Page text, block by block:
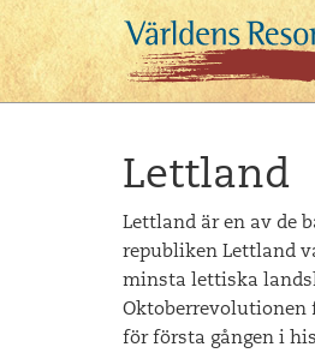
Lettland
Lettland är en av de
republiken Lettland
minsta lettiska
Oktoberrevolutionen
för första gången i